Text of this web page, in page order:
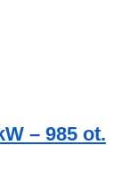
– 985 ot.